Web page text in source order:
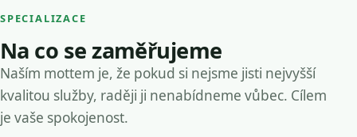
SPECIALIZACE
Na co se zaměřujeme
Naším mottem je, že pokud si nejsme jisti nejvyšší
kvalitou služby, raději ji nenabídneme vůbec. Cílem
je vaše spokojenost.